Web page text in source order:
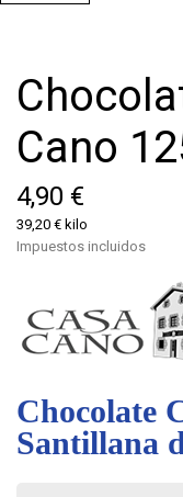
Cano
4,90 €
39,20 € kilo
Impuestos incluidos
Chocolate
Santillana